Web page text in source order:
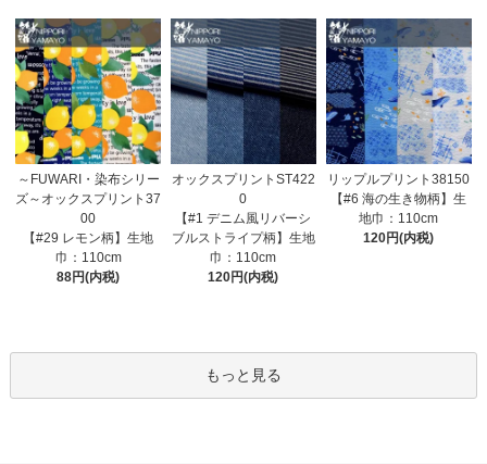
～FUWARI・染布シリー
ズ～オックスプリント37
00
【#29 レモン柄】生地
巾：110cm
88円(内税)
オックスプリントST422
0
【#1 デニム風リバーシ
ブルストライプ柄】生地
巾：110cm
120円(内税)
リップルプリント38150
【#6 海の生き物柄】生
地巾：110cm
120円(内税)
もっと見る